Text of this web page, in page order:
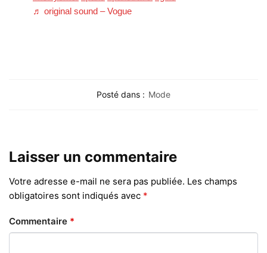
♬ original sound – Vogue
Posté dans : Mode
Laisser un commentaire
Votre adresse e-mail ne sera pas publiée. Les champs
obligatoires sont indiqués avec *
Commentaire *